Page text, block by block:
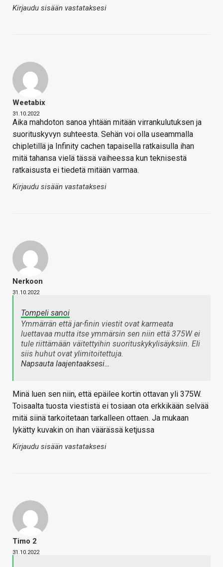
Kirjaudu sisään vastataksesi
Weetabix
31.10.2022
Aika mahdoton sanoa yhtään mitään virrankulutuksen ja
suorituskyvyn suhteesta. Sehän voi olla useammalla
chipletillä ja Infinity cachen tapaisella ratkaisulla ihan
mitä tahansa vielä tässä vaiheessa kun teknisestä
ratkaisusta ei tiedetä mitään varmaa.
Kirjaudu sisään vastataksesi
Nerkoon
31.10.2022
Tompeli sanoi
Ymmärrän että jar-finin viestit ovat karmeata
luettavaa mutta itse ymmärsin sen niin että 375W ei
tule riittämään väitettyihin suorituskykylisäyksiin. Eli
siis huhut ovat ylimitoitettuja.
Napsauta laajentaaksesi…
Minä luen sen niin, että epäilee kortin ottavan yli 375W.
Toisaalta tuosta viestistä ei tosiaan ota erkkikään selvää
mitä siinä tarkoitetaan tarkalleen ottaen. Ja mukaan
lykätty kuvakin on ihan väärässä ketjussa
Kirjaudu sisään vastataksesi
Timo 2
31.10.2022